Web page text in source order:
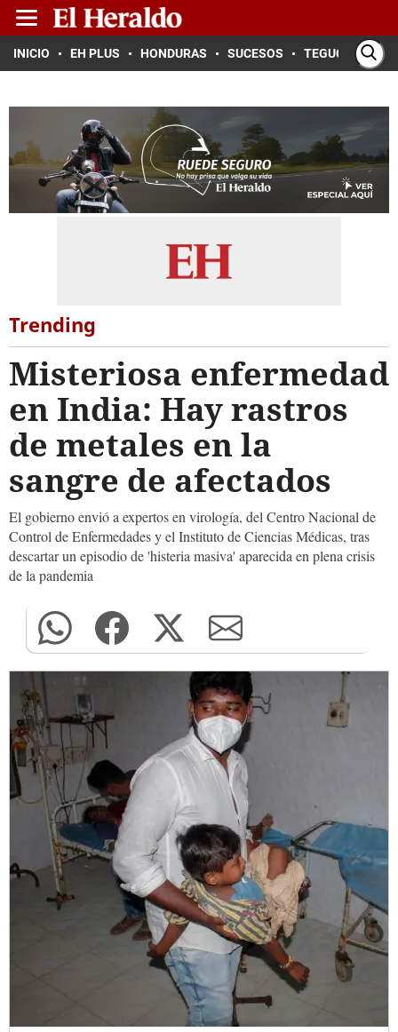
INICIO EH PLUS HONDURAS SUCESOS TEGUCIGALPA
Trending
Misteriosa enfermedad
en India: Hay rastros
de metales en la
sangre de afectados
El gobierno envió a expertos en virología, del Centro Nacional de
Control de Enfermedades y el Instituto de Ciencias Médicas, tras
descartar un episodio de 'histeria masiva' aparecida en plena crisis
de la pandemia